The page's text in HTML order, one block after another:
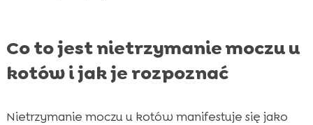
Co to jest nietrzymanie moczu u
kotów i jak je rozpoznać
Nietrzymanie moczu u kotów manifestuje się jako